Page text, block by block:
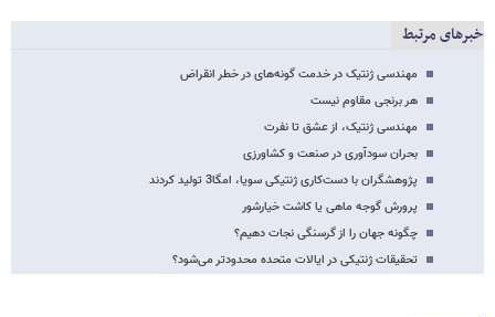
خبرهای مرتبط
مهندسی ژنتیک در خدمت گونه‌های در خطر انقراض
هر برنجی مقاوم نیست
مهندسی ژنتیک، از عشق تا نفرت
بحران سودآوری در صنعت و کشاورزی
پژوهشگران با دست‌کاری ژنتیکی سویا، امگا3 تولید کردند
پرورش گوجه ماهی یا کاشت خیارشور
چگونه جهان را از گرسنگی نجات دهیم؟
تحقیقات ژنتیکی در ایالات متحده محدودتر می‌شود؟